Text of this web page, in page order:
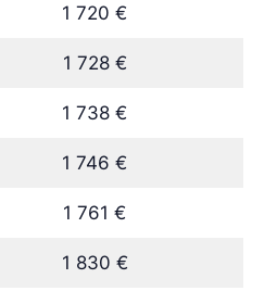
1 720 €
1 728 €
1 738 €
1 746 €
1 761 €
1 830 €